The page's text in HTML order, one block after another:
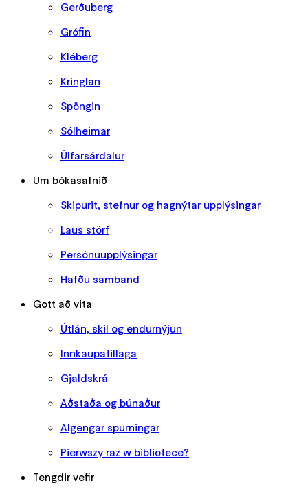
Gerðuberg
Grófin
Kléberg
Kringlan
Spöngin
Sólheimar
Úlfarsárdalur
Um bókasafnið
Skipurit, stefnur og hagnýtar upplýsingar
Laus störf
Persónuupplýsingar
Hafðu samband
Gott að vita
Útlán, skil og endurnýjun
Innkaupatillaga
Gjaldskrá
Aðstaða og búnaður
Algengar spurningar
Pierwszy raz w bibliotece?
Tengdir vefir